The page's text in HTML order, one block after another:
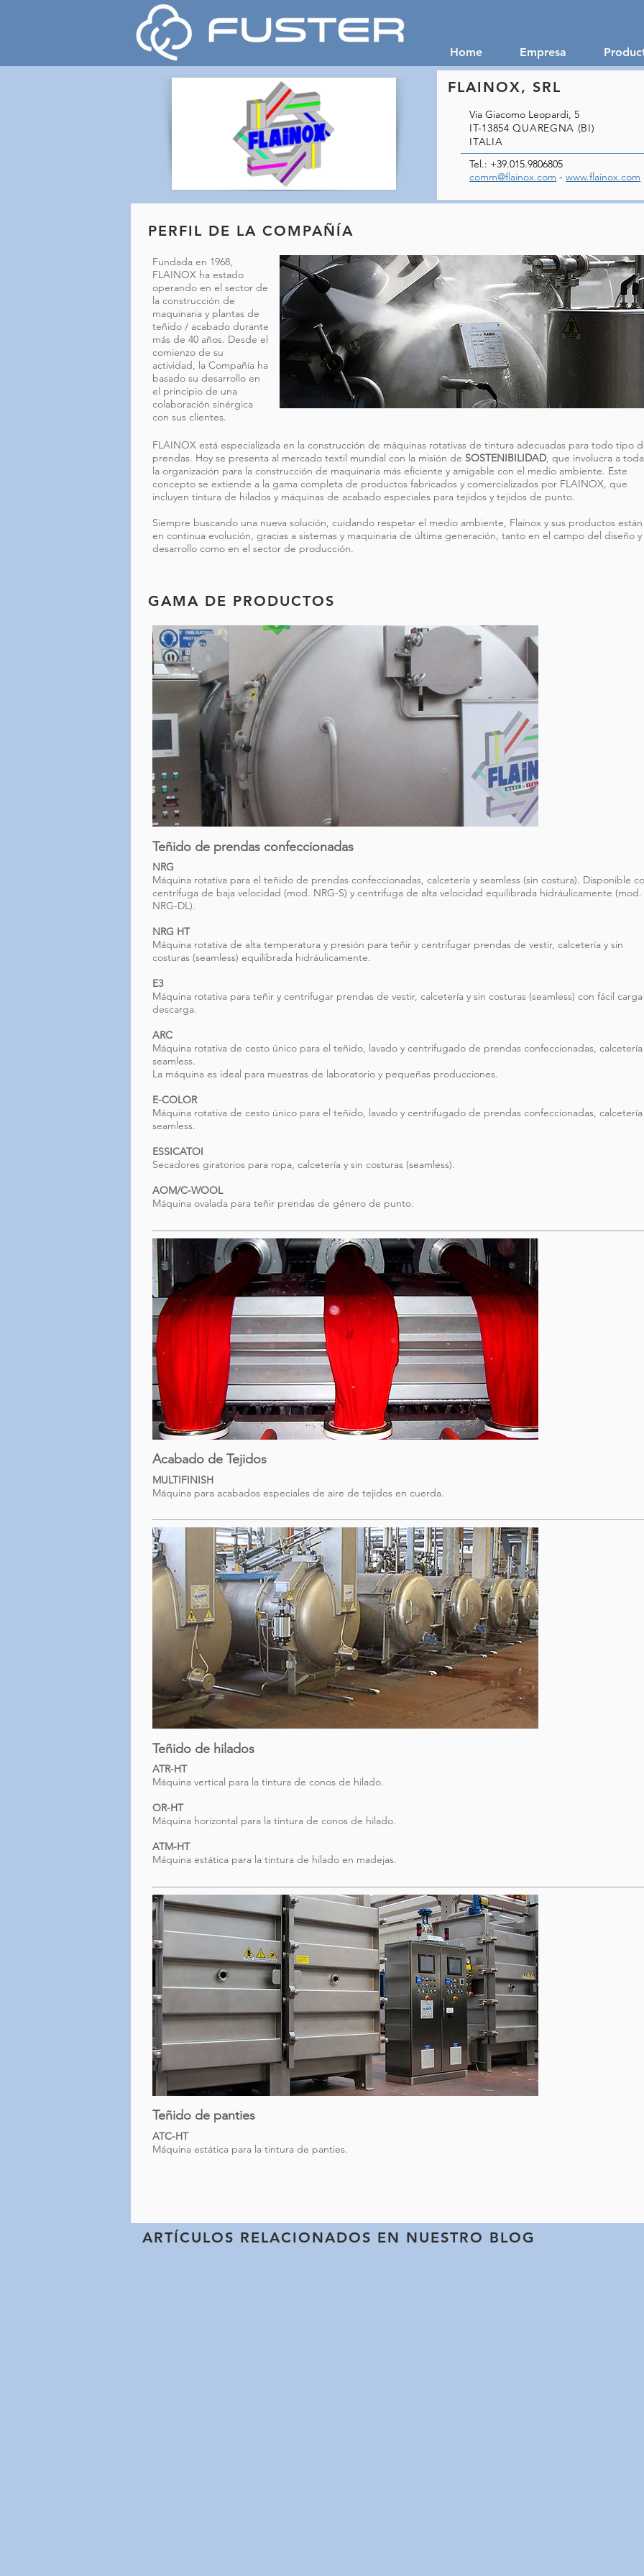
Home Empresa
FLAINOX, SRL
Via Giacomo Leopardi, 5
IT-13854 QUAREGNA (BI)
ITALIA
Tel.: +39.015.9806805
comm@flainox.com -www.flainox.com
PERFIL DE LA COMPAÑÍA
Fundada en 1968,
FLAINOX ha estado
operando en el sector de
la construcción de
maquinaria y plantas de
teñido / acabado durante
más de 40 años. Desde el
comienzo de su
actividad, la Compañía ha
basado su desarrollo en
el principio de una
colaboración sinérgica
con sus clientes.
FLAINOX está especializada en la construcción de máquinas rotativas de tintura adecuadas para todo tipo
prendas. Hoy se presenta al mercado textil mundial con la misión de SOSTENIBILIDAD, que involucra a toda
la organización para la construcción de maquinaria más eficiente y amigable con el medio ambiente. Este
concepto se extiende a la gama completa de productos fabricados y comercializados por FLAINOX, que
incluyen tintura de hilados y máquinas de acabado especiales para tejidos y tejidos de punto.
Siempre buscando una nueva solución, cuidando respetar el medio ambiente, Flainox y sus productos están
en continua evolución, gracias a sistemas y maquinaria de última generación, tanto en el campo del diseño y
desarrollo como en el sector de producción.
GAMA DE PRODUCTOS
Teñido de prendas confeccionadas
NRG
Máquina rotativa para el teñido de prendas confeccionadas, calcetería y seamless (sin costura). Disponible
centrífuga de baja velocidad (mod. NRG-S) y centrífuga de alta velocidad equilibrada hidráulicamente (mod.
NRG-DL).
NRG HT
Máquina rotativa de alta temperatura y presión para teñir y centrifugar prendas de vestir, calcetería y sin
costuras (seamless) equilibrada hidráulicamente.
E3
Máquina rotativa para teñir y centrifugar prendas de vestir, calcetería y sin costuras (seamless) con fácil
descarga.
ARC
Máquina rotativa de cesto único para el teñido, lavado y centrifugado de prendas confeccionadas, calcetería
seamless.
La máquina es ideal para muestras de laboratorio y pequeñas producciones.
E-COLOR
Máquina rotativa de cesto único para el teñido, lavado y centrifugado de prendas confeccionadas, calcetería
seamless.
ESSICATOI
Secadores giratorios para ropa, calcetería y sin costuras (seamless).
AOM/C-WOOL
Máquina ovalada para teñir prendas de género de punto.
Acabado de Tejidos
MULTIFINISH
Máquina para acabados especiales de aire de tejidos en cuerda.
Teñido de hilados
ATR-HT
Máquina vertical para la tintura de conos de hilado.
OR-HT
Máquina horizontal para la tintura de conos de hilado.
ATM-HT
Máquina estática para la tintura de hilado en madejas.
Teñido de panties
ATC-HT
Máquina estática para la tintura de panties.
ARTÍCULOS RELACIONADOS EN NUESTRO BLOG